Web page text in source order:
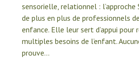
sensorielle, relationnel : l’approche
de plus en plus de professionnels
enfance. Elle leur sert d’appui pour
multiples besoins de l’enfant.
prouve...